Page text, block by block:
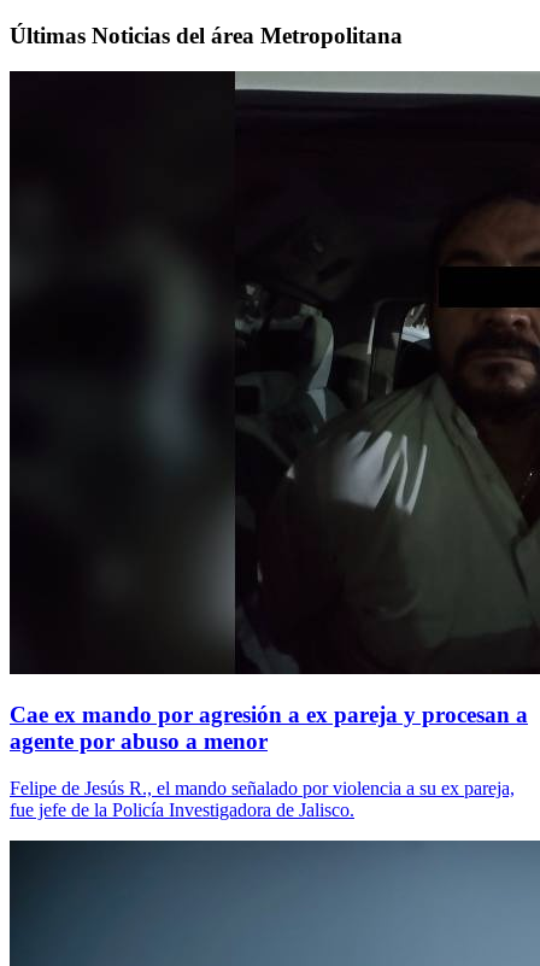
Últimas Noticias del área Metropolitana
Cae ex mando por agresión a ex pareja y procesan a
agente por abuso a menor
Felipe de Jesús R., el mando señalado por violencia a su ex pareja,
fue jefe de la Policía Investigadora de Jalisco.